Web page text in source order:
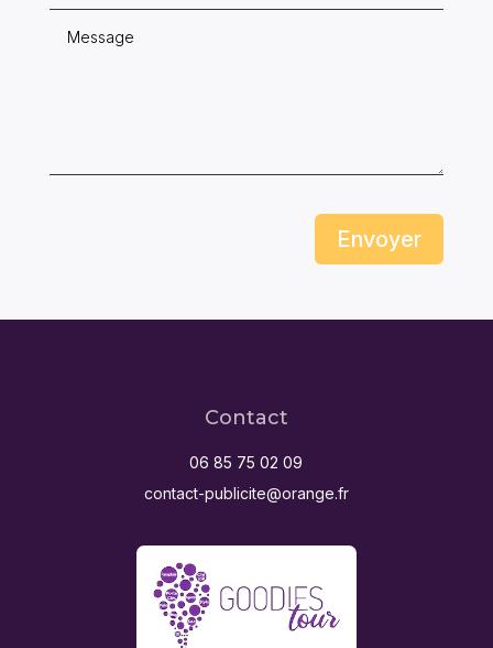
Envoyer
Contact
06 85 75 02 09
contact-publicite@orange.fr